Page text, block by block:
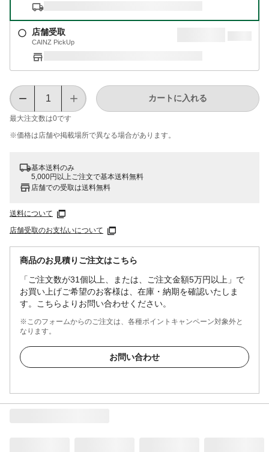
店舗受取
CAINZ PickUp
最大注文数は0です
カートに入れる
※価格は​店舗や​掲載場所で​異なる​場合が​あります。
基本送料のみ
5,000円以上ご注文で基本送料無料
店舗での受取は送料無料
送料について
店舗受取のお支払いについて
商品のお見積りご注文はこちら
「ご注文数が31個以上、または、ご注文金額5万円以上」で
お買い上げご希望のお客様は、在庫・納期を確認いたしま
す。こちらよりお問い合わせください。
※このフォームからのご注文は、各種ポイントキャンペーン対象外と
なります。
お問い合わせ